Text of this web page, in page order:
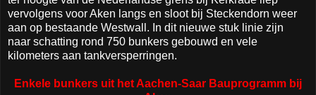
vervolgens voor Aken langs en sloot bij Steckendorn weer
aan op bestaande Westwall. In dit nieuwe stuk linie zijn
naar schatting rond 750 bunkers gebouwd en vele
kilometers aan tankversperringen.
Enkele bunkers uit het Aachen-Saar Bauprogramm bij